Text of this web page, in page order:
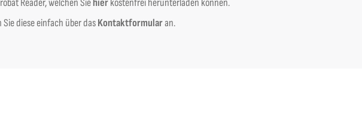
Reader, welchen Siehierkostenfrei herunterladen können.
diese einfach über dasKontaktformularan.